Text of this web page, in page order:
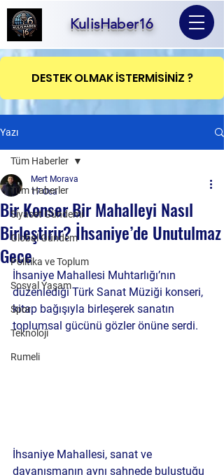
KulisHaber16
DESTEK OLMAK İSTERMİSİNİZ ?
Yazı
Tüm Haberler
Siyaset Gündemi
Global Gündem
Politika ve Toplum
Sosyal Yaşam
Spor
Teknoloji
Rumeli
Tüm Haberler
Bir Konser Bir Mahalleyi Nasıl
Birleştirir? İhsaniye’de Unutulmaz
Gece
Mert Morava
17 Oca
İhsaniye Mahallesi Muhtarlığı’nın
düzenlediği Türk Sanat Müziği konseri,
kitap bağışıyla birleşerek sanatın
toplumsal gücünü gözler önüne serdi.
İhsaniye Mahallesi, sanat ve
dayanışmanın aynı sahnede buluştuğu